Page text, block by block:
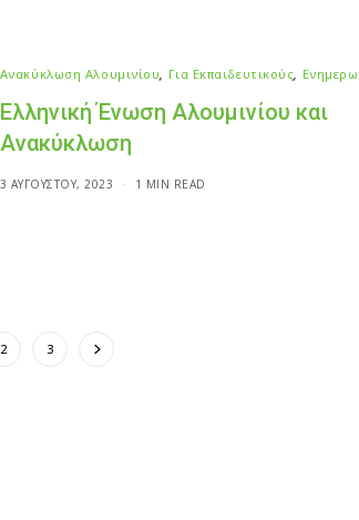
Ανακύκλωση Αλουμινίου Για Εκπαιδευτικούς
Ελληνική Ένωση Αλουμινίου και
Ανακύκλωση
3 ΑΥΓΟΎΣΤΟΥ, 2023 1 MIN READ
2 3